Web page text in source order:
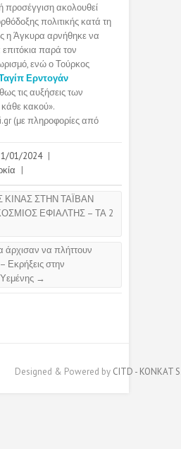
προσέγγιση ακολουθεί
πολιτικής κατά τη
η Άγκυρα αρνήθηκε να
παρά τον
ενώ ο Τούρκος
Ερντογάν
τις αυξήσεις των
κάθε κακού».
(με πληροφορίες από
01/2024 |
|
ΚΙΝΑΣ ΣΤΗΝ ΤΑΪΒΑΝ
ΕΦΙΑΛΤΗΣ – ΤΑ 2
άρχισαν να πλήττουν
Εκρήξεις στην
→
Designed & Powered by CITD - KONKAT